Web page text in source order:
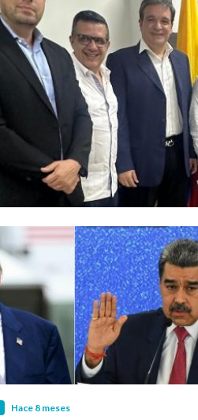
Hace 8 meses